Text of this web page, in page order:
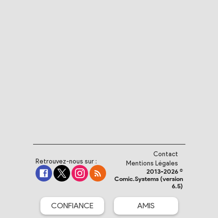
Retrouvez-nous sur :
Contact
Mentions Légales
2013-2026 ©
Comic.Systems (version
6.5)
CONFIANCE AMIS